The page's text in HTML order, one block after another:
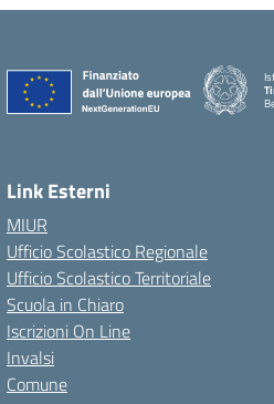
Link Esterni
MIUR
Ufficio Scolastico Regionale
Ufficio Scolastico Territoriale
Scuola in Chiaro
Iscrizioni On Line
Invalsi
Comune